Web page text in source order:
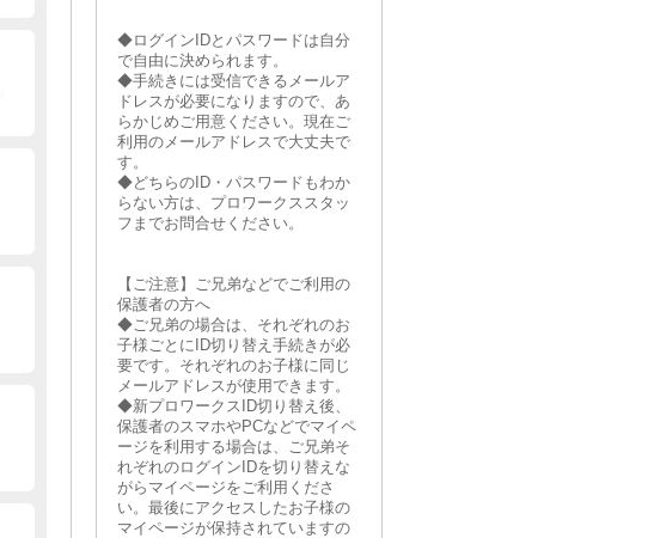
◆ログインIDとパスワードは自分
で自由に決められます。
◆手続きには受信できるメールア
ドレスが必要になりますので、あ
らかじめご用意ください。現在ご
利用のメールアドレスで大丈夫で
す。
◆どちらのID・パスワードもわか
らない方は、プロワークススタッ
フまでお問合せください。
【ご注意】ご兄弟などでご利用の
保護者の方へ
◆ご兄弟の場合は、それぞれのお
子様ごとにID切り替え手続きが必
要です。それぞれのお子様に同じ
メールアドレスが使用できます。
◆新プロワークスID切り替え後、
保護者のスマホやPCなどでマイペ
ージを利用する場合は、ご兄弟そ
れぞれのログインIDを切り替えな
がらマイページをご利用くださ
い。最後にアクセスしたお子様の
マイページが保持されていますの